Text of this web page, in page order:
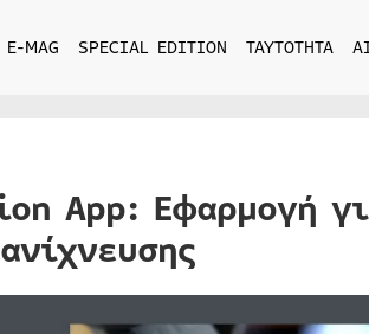
E-MAG SPECIAL EDITION ΤΑΥΤΟΤΗΤΑ
App: Εφαρμογή